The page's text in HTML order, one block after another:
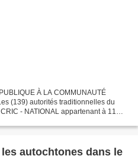
À LA COMMUNAUTÉ
(139) autorités traditionnelles du
- NATIONAL appartenant à 11
autochtones dans le